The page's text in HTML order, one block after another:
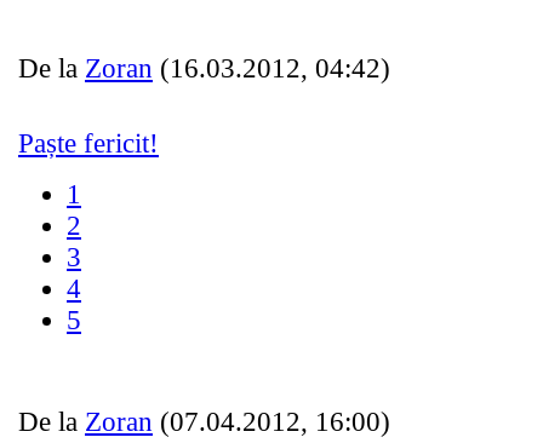
De la Zoran (16.03.2012, 04:42)
Paște fericit!
1
2
3
4
5
De la Zoran (07.04.2012, 16:00)